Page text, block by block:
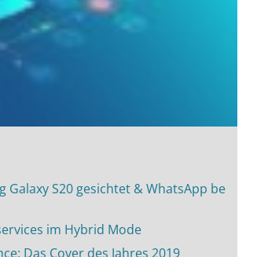
Galaxy S20 gesichtet & WhatsApp be
im Hybrid Mode
Das Cover des Jahres 2019